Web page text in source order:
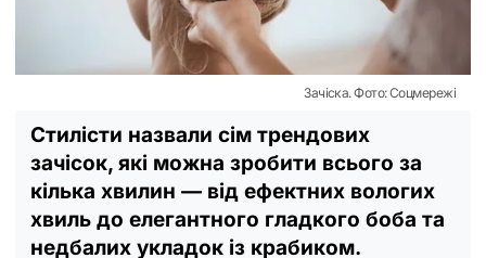
Зачіска. Фото: Соцмережі
Стилісти назвали сім трендових
зачісок, які можна зробити всього за
кілька хвилин — від ефектних вологих
хвиль до елегантного гладкого боба та
недбалих укладок із крабиком.